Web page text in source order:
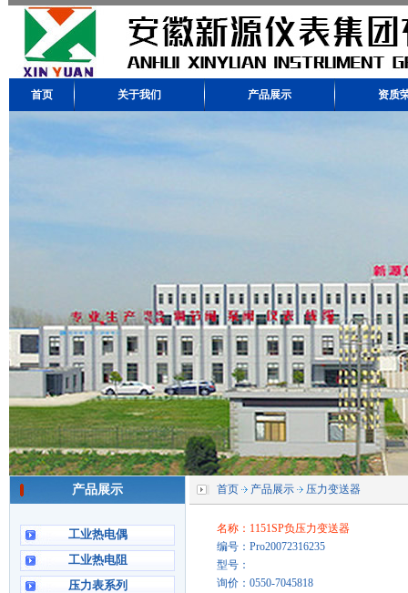
首页 关于我们 产品展示 资质
产品展示
工业热电偶
工业热电阻
压力表系列
首页 产品展示 压力变送器
名称：1151SP负压力变送器
编号：Pro20072316235
型号：
询价：0550-7045818